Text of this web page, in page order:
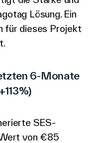
Lösung. Ein
für dieses Projekt
6-Monate
SES-
von €85